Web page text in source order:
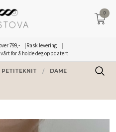
799,-
Rask levering
for å holde deg oppdatert
0
PETITEKNIT DAME